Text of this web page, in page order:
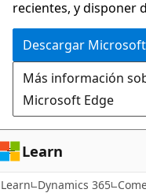
recientes, y disponer
Descargar
Más información
Microsoft Edge
Learn
Learn Dynamics 365